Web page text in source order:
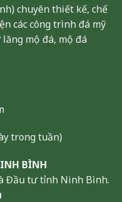
chuyên thiết kế, chế
các công trình đá mỹ
lăng mộ đá, mộ đá
trong tuần)
BÌNH
Đầu tư tỉnh Ninh Bình.